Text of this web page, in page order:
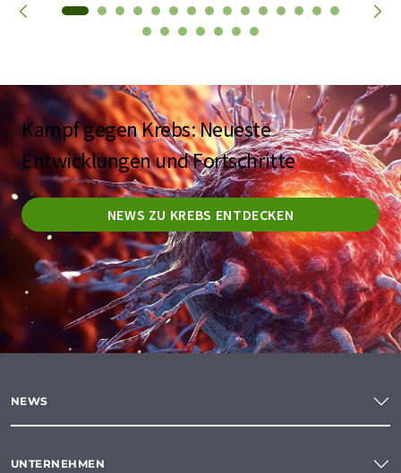
Kampf gegen Krebs: Neueste
Entwicklungen und Fortschritte
NEWS ZU KREBS ENTDECKEN
NEWS
UNTERNEHMEN